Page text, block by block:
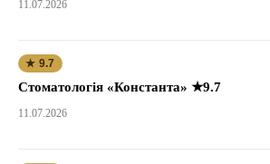
11.07.2026
★ 9.7
Стоматологія «Константа» ★9.7
11.07.2026